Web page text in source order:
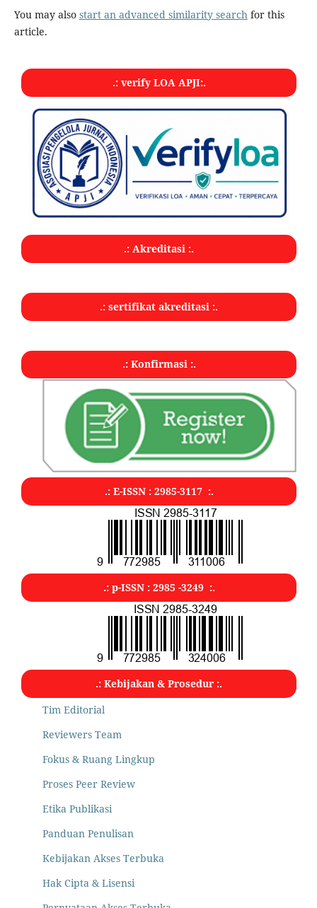
You may also start an advanced similarity search for this
article.
.: verify LOA APJI:.
.: Akreditasi :.
.: sertifikat akreditasi :.
.: Konfirmasi :.
.: E-ISSN : 2985-3117 :.
.: p-ISSN : 2985 -3249 :.
.: Kebijakan & Prosedur :.
Tim Editorial
Reviewers Team
Fokus & Ruang Lingkup
Proses Peer Review
Etika Publikasi
Panduan Penulisan
Kebijakan Akses Terbuka
Hak Cipta & Lisensi